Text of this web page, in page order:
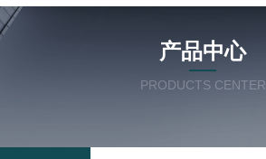
产品中心
PRODUCTS CENTER